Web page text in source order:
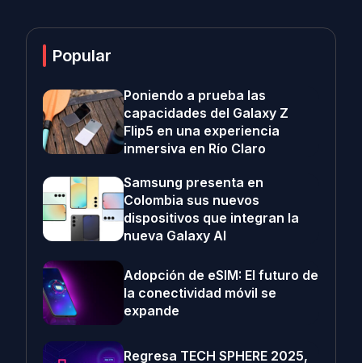
Popular
Poniendo a prueba las
capacidades del Galaxy Z
Flip5 en una experiencia
inmersiva en Río Claro
Samsung presenta en
Colombia sus nuevos
dispositivos que integran la
nueva Galaxy AI
Adopción de eSIM: El futuro de
la conectividad móvil se
expande
Regresa TECH SPHERE 2025,